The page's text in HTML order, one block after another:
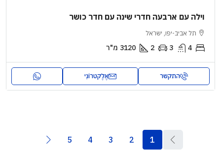
וילה עם ארבעה חדרי שינה עם חדר כושר
תל אביב-יפו, ישראל
4
3
2
3120 מ"ר
התקשר אֶלֶקטרוֹנִי
1
2
3
4
5